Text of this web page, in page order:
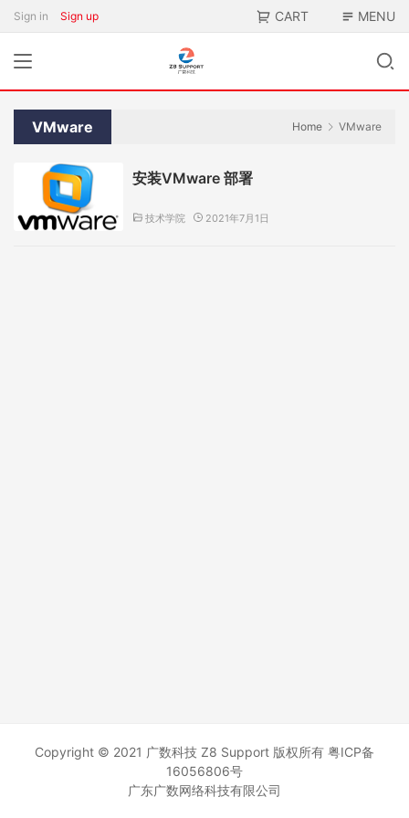
Sign in Sign up CART MENU
VMware Home VMware
安装VMware 部署
技术学院 2021年7月1日
Copyright © 2021 广数科技 Z8 Support 版权所有 粤ICP备
16056806号
广东广数网络科技有限公司